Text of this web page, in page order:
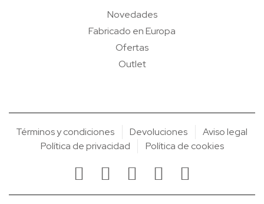
Novedades
Fabricado en Europa
Ofertas
Outlet
Términos y condiciones Devoluciones
Aviso legal
Política de privacidad
Política de cookies